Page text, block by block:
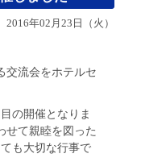
2016年02月23日（火）
交流会をホテルセ
の開催となりま
せて親睦を図った
も大切な行事で